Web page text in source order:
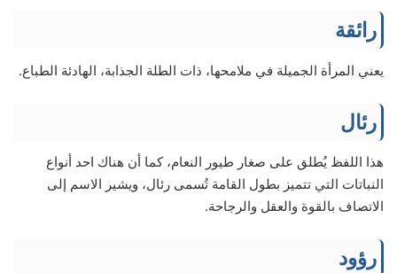
رائقة
يعني المرأة الجميلة في ملامحها، ذات الطلة الجذابة، الهادئة الطباع.
رئال
هذا اللفظ يُطلق على صغار طيور النعام، كما أن هناك احد أنواع
النباتات التي تتميز بطول القامة تُسمى رئال، ويشير الاسم إلى
الاتصاف بالقوة والعقل والرجاحة.
رؤود